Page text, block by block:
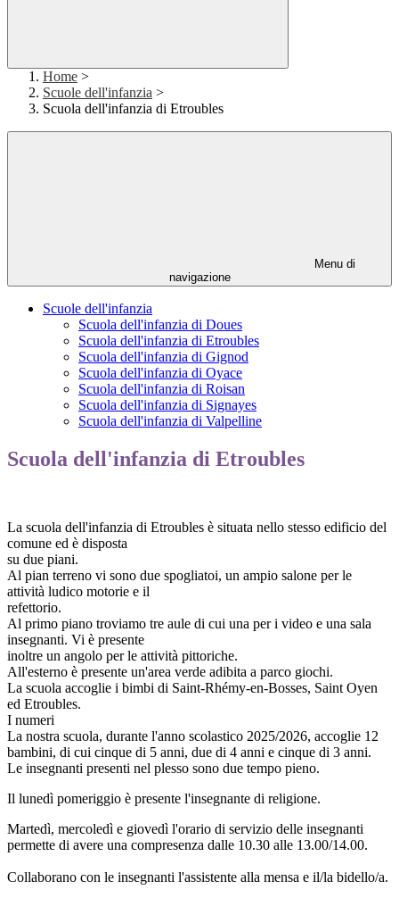
Home >
Scuole dell'infanzia >
Scuola dell'infanzia di Etroubles
Menu di
navigazione
Scuole dell'infanzia
Scuola dell'infanzia di Doues
Scuola dell'infanzia di Etroubles
Scuola dell'infanzia di Gignod
Scuola dell'infanzia di Oyace
Scuola dell'infanzia di Roisan
Scuola dell'infanzia di Signayes
Scuola dell'infanzia di Valpelline
Scuola dell'infanzia di Etroubles
La scuola dell'infanzia di Etroubles è situata nello stesso edificio del
comune ed è disposta
su due piani.
Al pian terreno vi sono due spogliatoi, un ampio salone per le
attività ludico motorie e il
refettorio.
Al primo piano troviamo tre aule di cui una per i video e una sala
insegnanti. Vi è presente
inoltre un angolo per le attività pittoriche.
All'esterno è presente un'area verde adibita a parco giochi.
La scuola accoglie i bimbi di Saint-Rhémy-en-Bosses, Saint Oyen
ed Etroubles.
I numeri
La nostra scuola, durante l'anno scolastico 2025/2026, accoglie 12
bambini, di cui cinque di 5 anni, due di 4 anni e cinque di 3 anni.
Le insegnanti presenti nel plesso sono due tempo pieno.
Il lunedì pomeriggio è presente l'insegnante di religione.
Martedì, mercoledì e giovedì l'orario di servizio delle insegnanti
permette di avere una compresenza dalle 10.30 alle 13.00/14.00.
Collaborano con le insegnanti l'assistente alla mensa e il/la bidello/a.